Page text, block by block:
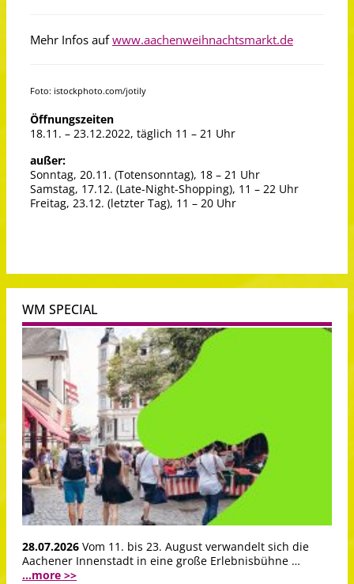
Mehr Infos aufwww.aachenweihnachtsmarkt.de
Foto: istockphoto.com/jotily
Öffnungszeiten
18.11. – 23.12.2022, täglich 11 – 21 Uhr
außer:
Sonntag, 20.11. (Totensonntag), 18 – 21 Uhr
Samstag, 17.12. (Late-Night-Shopping), 11 – 22 Uhr
Freitag, 23.12. (letzter Tag), 11 – 20 Uhr
WM SPECIAL
28.07.2026 Vom 11. bis 23. August verwandelt sich die
Aachener Innenstadt in eine große Erlebnisbühne …
...more >>